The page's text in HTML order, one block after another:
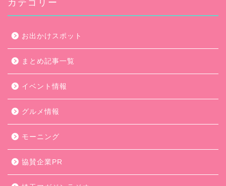
お出かけスポット
まとめ記事一覧
イベント情報
グルメ情報
モーニング
協賛企業PR